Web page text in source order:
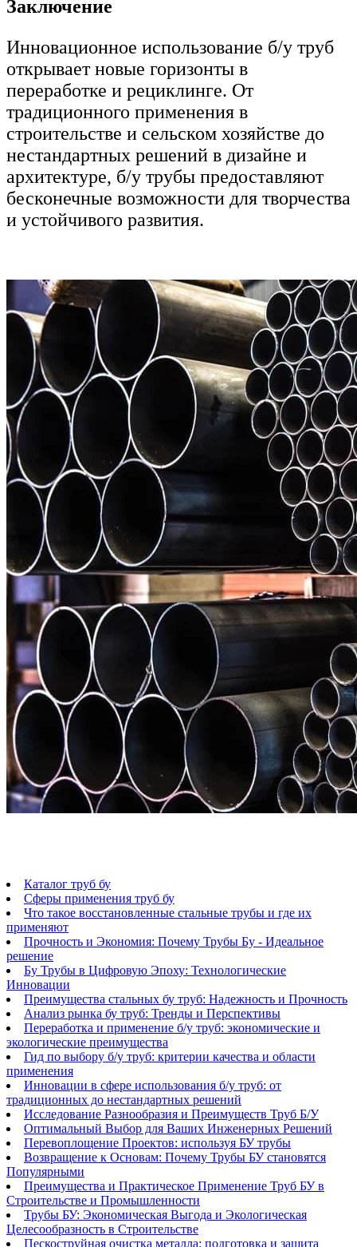
Заключение
Инновационное использование б/у труб
открывает новые горизонты в
переработке и рециклинге. От
традиционного применения в
строительстве и сельском хозяйстве до
нестандартных решений в дизайне и
архитектуре, б/у трубы предоставляют
бесконечные возможности для творчества
и устойчивого развития.
Каталог труб бу
Сферы применения труб бу
Что такое восстановленные стальные трубы и где их
применяют
Прочность и Экономия: Почему Трубы Бу - Идеальное
решение
Бу Трубы в Цифровую Эпоху: Технологические
Инновации
Преимущества стальных бу труб: Надежность и Прочность
Анализ рынка бу труб: Тренды и Перспективы
Переработка и применение б/у труб: экономические и
экологические преимущества
Гид по выбору б/у труб: критерии качества и области
применения
Инновации в сфере использования б/у труб: от
традиционных до нестандартных решений
Исследование Разнообразия и Преимуществ Труб Б/У
Оптимальный Выбор для Ваших Инженерных Решений
Перевоплощение Проектов: используя БУ трубы
Возвращение к Основам: Почему Трубы БУ становятся
Популярными
Преимущества и Практическое Применение Труб БУ в
Строительстве и Промышленности
Трубы БУ: Экономическая Выгода и Экологическая
Целесообразность в Строительстве
Пескоструйная очистка металла: подготовка и защита